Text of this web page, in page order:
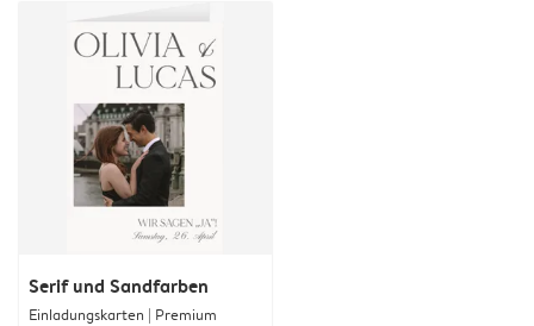
Serif und Sandfarben
Einladungskarten | Premium